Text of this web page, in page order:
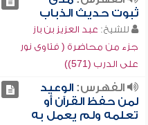
ثبوت حديث الذباب
للشيخ: عبد العزيز بن باز
جزء من محاضرة ( فتاوى نور
على الدرب (571))
الفهرس:الوعيد
لمن حفظ القرآن أو
تعلمه ولم يعمل به